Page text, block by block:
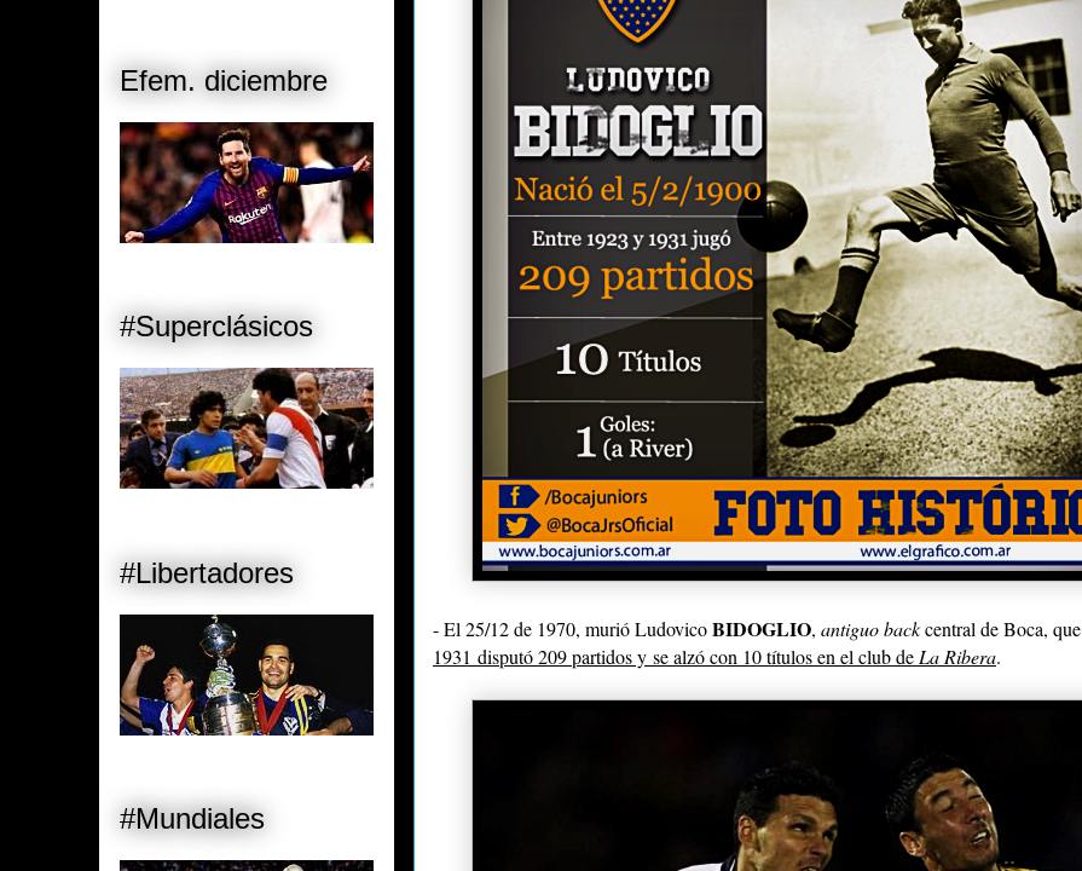
- El 25/12 de 1970, murió LudovicoBIDOGLIO, antiguo backcentral de Boca, que
1931 disputó 209 partidos y se alzó con 10 títulos en el club de La Ribera.
Efem. diciembre
#Superclásicos
#Libertadores
#Mundiales